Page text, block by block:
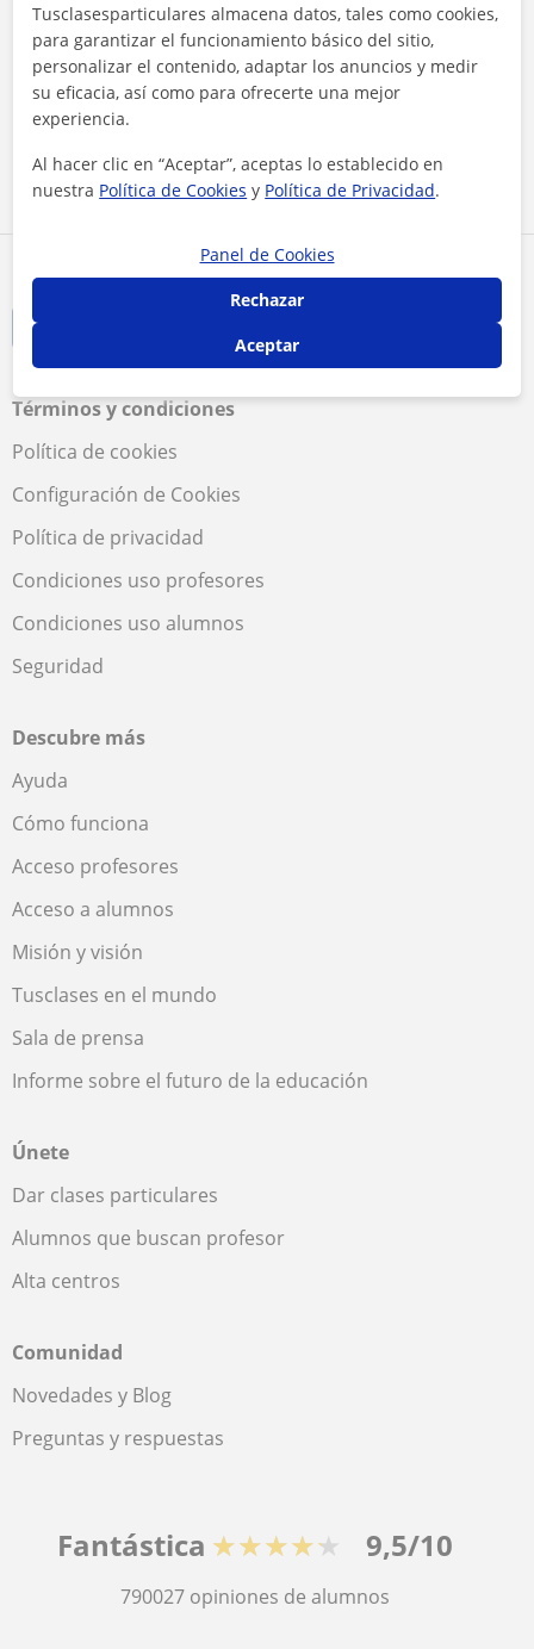
Castellana y Literatura
Clases de Español para
extranjeros
Clases de Francés
Profesores de Biología
Apoyo escolar para ESO
Profesores de Química
Clases de FCE First
Certificate in English
Profesores de Física
Términos y condiciones
Política de cookies
Configuración de Cookies
Política de privacidad
Condiciones uso profesores
Condiciones uso alumnos
Seguridad
Descubre más
Ayuda
Cómo funciona
Acceso profesores
Acceso a alumnos
Misión y visión
Tusclases en el mundo
Sala de prensa
Informe sobre el futuro de la educación
Únete
Dar clases particulares
Alumnos que buscan profesor
Alta centros
Comunidad
Novedades y Blog
Preguntas y respuestas
Fantástica ★★★★★ 9,5/10
790027 opiniones de alumnos
Tusclasesparticulares almacena datos, tales como cookies,
para garantizar el funcionamiento básico del sitio,
personalizar el contenido, adaptar los anuncios y medir
su eficacia, así como para ofrecerte una mejor
experiencia.
Al hacer clic en “Aceptar”, aceptas lo establecido en
nuestra Política de Cookies y Política de Privacidad.
Panel de Cookies
Rechazar
Aceptar